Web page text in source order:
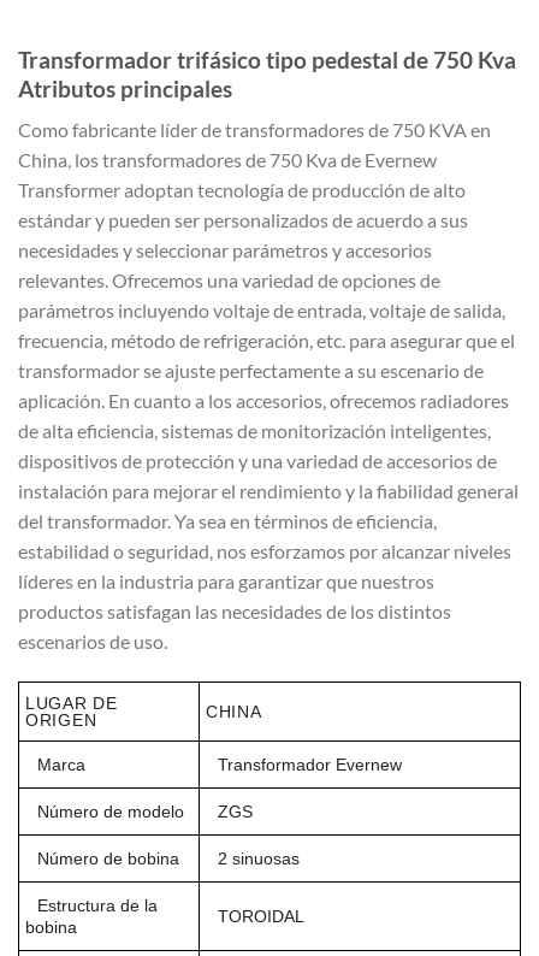
Transformador trifásico tipo pedestal de 750 Kva
Atributos principales
Como fabricante líder de transformadores de 750 KVA en
China, los transformadores de 750 Kva de Evernew
Transformer adoptan tecnología de producción de alto
estándar y pueden ser personalizados de acuerdo a sus
necesidades y seleccionar parámetros y accesorios
relevantes. Ofrecemos una variedad de opciones de
parámetros incluyendo voltaje de entrada, voltaje de salida,
frecuencia, método de refrigeración, etc. para asegurar que el
transformador se ajuste perfectamente a su escenario de
aplicación. En cuanto a los accesorios, ofrecemos radiadores
de alta eficiencia, sistemas de monitorización inteligentes,
dispositivos de protección y una variedad de accesorios de
instalación para mejorar el rendimiento y la fiabilidad general
del transformador. Ya sea en términos de eficiencia,
estabilidad o seguridad, nos esforzamos por alcanzar niveles
líderes en la industria para garantizar que nuestros
productos satisfagan las necesidades de los distintos
escenarios de uso.
LUGAR DE
ORIGEN
CHINA
Marca Transformador Evernew
Número de modelo ZGS
Número de bobina 2 sinuosas
Estructura de la
bobina
TOROIDAL